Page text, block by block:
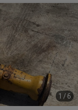
1 /6